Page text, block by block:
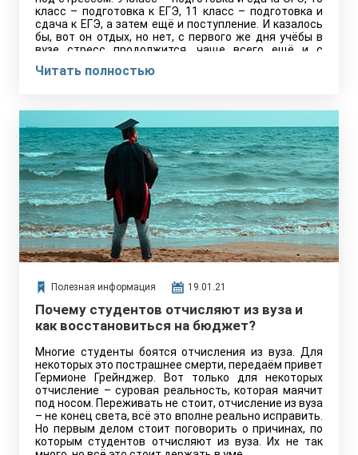
класс – подготовка к ЕГЭ, 11 класс – подготовка и
сдача к ЕГЭ, а затем ещё и поступление. И казалось
бы, вот он отдых, но нет, с первого же дня учёбы в
вузе стресс продолжится, чаще всего ещё и с
Читать полностью
Полезная информация 19.01.21
Почему студентов отчисляют из вуза и
как восстановиться на бюджет?
Многие студенты боятся отчисления из вуза. Для
некоторых это пострашнее смерти, передаём привет
Гермионе Грейнджер. Вот только для некоторых
отчисление – суровая реальность, которая маячит
под носом. Переживать не стоит, отчисление из вуза
– не конец света, всё это вполне реально исправить.
Но первым делом стоит поговорить о причинах, по
которым студентов отчисляют из вуза. Их не так